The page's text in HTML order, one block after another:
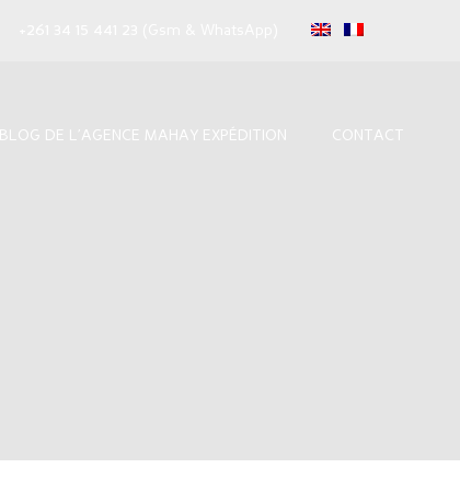
BLOG DE L’AGENCE MAHAY EXPÉDITION CONTACT